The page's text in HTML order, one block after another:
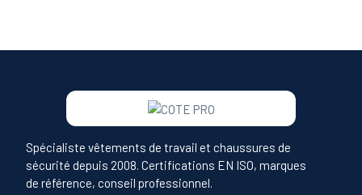
Spécialiste vêtements de travail et chaussures de
sécurité depuis 2008. Certifications EN ISO, marques
de référence, conseil professionnel.